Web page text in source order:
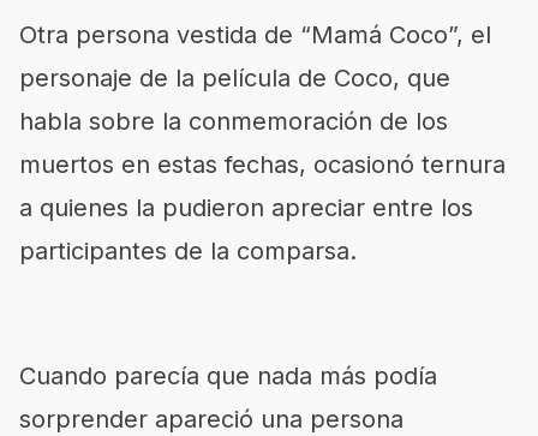
Otra persona vestida de “Mamá Coco”, el
personaje de la película de Coco, que
habla sobre la conmemoración de los
muertos en estas fechas, ocasionó ternura
a quienes la pudieron apreciar entre los
participantes de la comparsa.
Cuando parecía que nada más podía
sorprender apareció una persona